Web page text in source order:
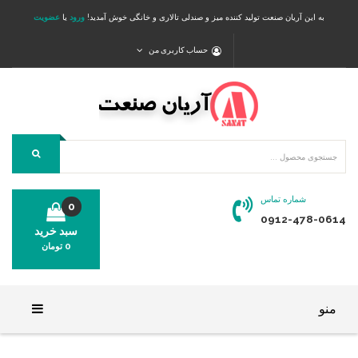
به این آریان صنعت تولید کننده میز و صندلی تالاری و خانگی خوش آمدید! ورود یا عضویت
حساب کاربری من
شماره تماس
0912-478-0614
سبد خرید
0
0 تومان
منو